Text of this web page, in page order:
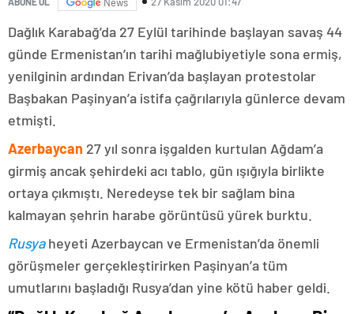
Dağlık Karabağ’da 27 Eylül tarihinde başlayan savaş 44
günde Ermenistan’ın tarihi mağlubiyetiyle sona ermiş,
yenilginin ardından Erivan’da başlayan protestolar
Başbakan Paşinyan’a istifa çağrılarıyla günlerce devam
etmişti.
Azerbaycan 27 yıl sonra işgalden kurtulan Ağdam’a
girmiş ancak şehirdeki acı tablo, gün ışığıyla birlikte
ortaya çıkmıştı. Neredeyse tek bir sağlam bina
kalmayan şehrin harabe görüntüsü yürek burktu.
Rusyaheyeti Azerbaycan ve Ermenistan’da önemli
görüşmeler gerçekleştirirken Paşinyan’a tüm
umutlarını başladığı Rusya’dan yine kötü haber geldi.